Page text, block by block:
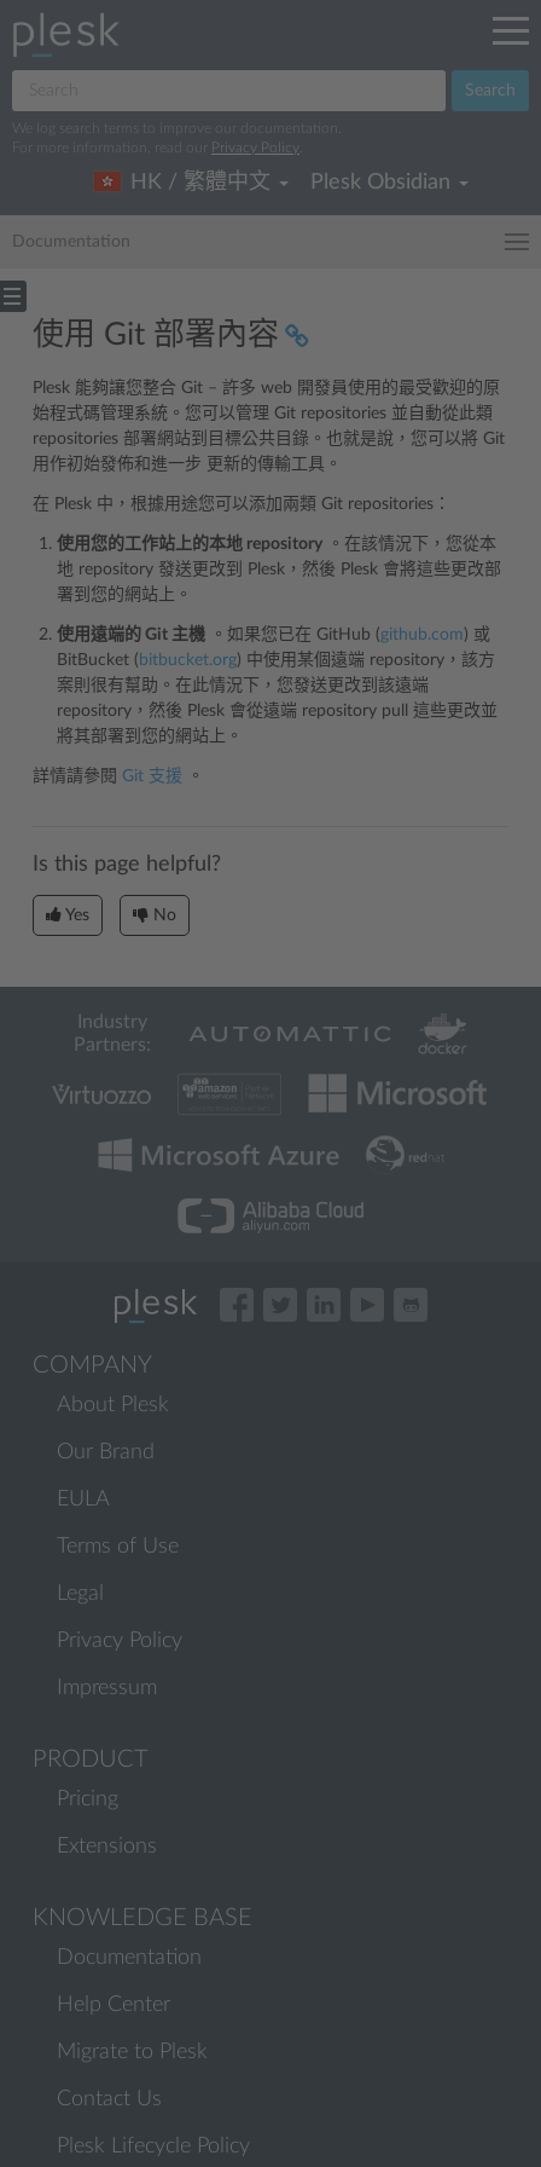
Search
We log search terms to improve our documentation.
For more information, read our
Privacy Policy
HK / 繁體中文 Plesk Obsidian
Documentation
使用 Git 部署內容
Plesk 能夠讓您整合 Git – 許多 web 開發員使用的最受歡迎的原
始程式碼管理系統。您可以管理 Git repositories 並自動從此類
repositories 部署網站到目標公共目錄。也就是說，您可以將 Git
用作初始發佈和進一步 更新的傳輸工具。
在 Plesk 中，根據用途您可以添加兩類 Git repositories：
使用您的工作站上的本地 repository 。在該情況下，您從本
地 repository 發送更改到 Plesk，然後 Plesk 會將這些更改部
署到您的網站上。
使用遠端的 Git 主機 。如果您已在 GitHub (github.com) 或
BitBucket ( bitbucket.org) 中使用某個遠端 repository，該方
案則很有幫助。在此情況下，您發送更改到該遠端
repository，然後 Plesk 會從遠端 repository pull 這些更改並
將其部署到您的網站上。
詳情請參閱 Git 支援 。
Is this page helpful?
Yes No
Industry
Partners:
COMPANY
About Plesk
Our Brand
EULA
Terms of Use
Legal
Privacy Policy
Impressum
PRODUCT
Pricing
Extensions
KNOWLEDGE BASE
Documentation
Help Center
Migrate to Plesk
Contact Us
Plesk Lifecycle Policy